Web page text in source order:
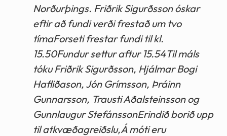
Norðurþings. Friðrik Sigurðsson óskar
eftir að fundi verði frestað um tvo
tímaForseti frestar fundi til kl.
15.50Fundur settur aftur 15.54Til máls
tóku Friðrik Sigurðsson, Hjálmar Bogi
Hafliðason, Jón Grímsson, Þráinn
Gunnarsson, Trausti Aðalsteinsson og
Gunnlaugur StefánssonErindið borið upp
til atkvæðagreiðslu,Á móti eru